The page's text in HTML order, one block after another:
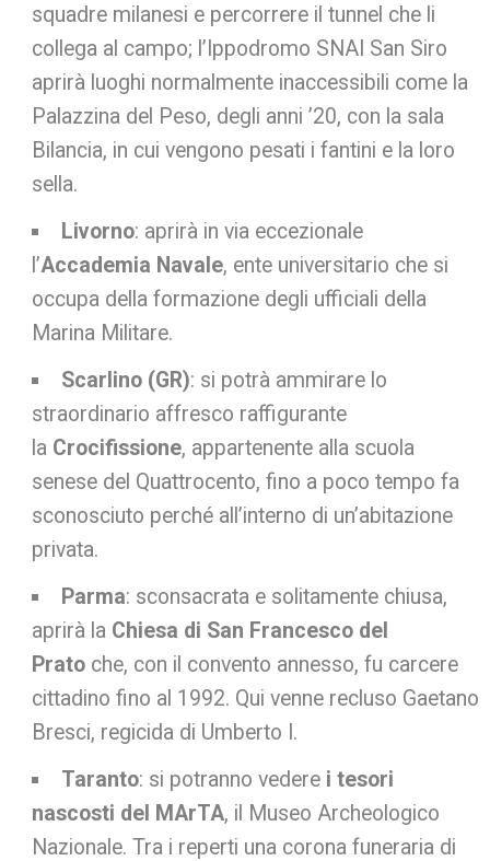
squadre milanesi e percorrere il tunnel che li
collega al campo; l’Ippodromo SNAI San Siro
aprirà luoghi normalmente inaccessibili come la
Palazzina del Peso, degli anni ’20, con la sala
Bilancia, in cui vengono pesati i fantini e la loro
sella.
Livorno: aprirà in via eccezionale
l’Accademia Navale, ente universitario che si
occupa della formazione degli ufficiali della
Marina Militare.
Scarlino (GR): si potrà ammirare lo
straordinario affresco raffigurante
la Crocifissione, appartenente alla scuola
senese del Quattrocento, fino a poco tempo fa
sconosciuto perché all’interno di un’abitazione
privata.
Parma: sconsacrata e solitamente chiusa,
aprirà la Chiesa di San Francesco del
Prato che, con il convento annesso, fu carcere
cittadino fino al 1992. Qui venne recluso Gaetano
Bresci, regicida di Umberto I.
Taranto: si potranno vedere i tesori
nascosti del MArTA, il Museo Archeologico
Nazionale. Tra i reperti una corona funeraria di